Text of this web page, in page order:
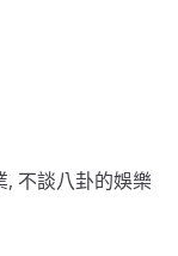
不談八卦的娛樂